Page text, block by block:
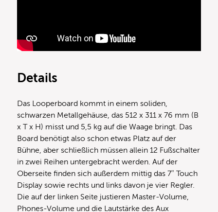
Details
Das Looperboard kommt in einem soliden,
schwarzen Metallgehäuse, das 512 x 311 x 76 mm (B
x T x H) misst und 5,5 kg auf die Waage bringt. Das
Board benötigt also schon etwas Platz auf der
Bühne, aber schließlich müssen allein 12 Fußschalter
in zwei Reihen untergebracht werden. Auf der
Oberseite finden sich außerdem mittig das 7″ Touch
Display sowie rechts und links davon je vier Regler.
Die auf der linken Seite justieren Master-Volume,
Phones-Volume und die Lautstärke des Aux